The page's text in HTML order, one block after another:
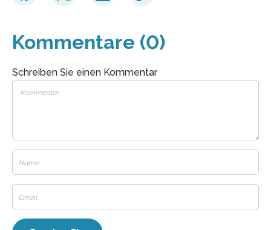
Kommentare (0)
Schreiben Sie einen Kommentar